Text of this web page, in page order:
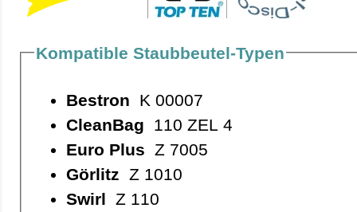
Kompatible Staubbeutel-Typen
Bestron K 00007
CleanBag 110 ZEL 4
Euro Plus Z 7005
Görlitz Z 1010
Swirl Z 110